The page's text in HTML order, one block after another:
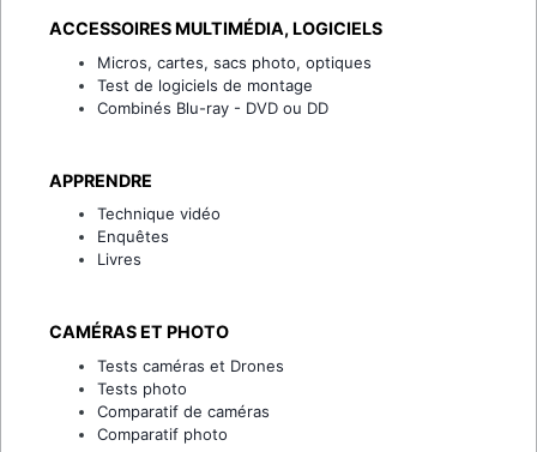
ACCESSOIRES MULTIMÉDIA, LOGICIELS
Micros, cartes, sacs photo, optiques
Test de logiciels de montage
Combinés Blu-ray - DVD ou DD
APPRENDRE
Technique vidéo
Enquêtes
Livres
CAMÉRAS ET PHOTO
Tests caméras et Drones
Tests photo
Comparatif de caméras
Comparatif photo